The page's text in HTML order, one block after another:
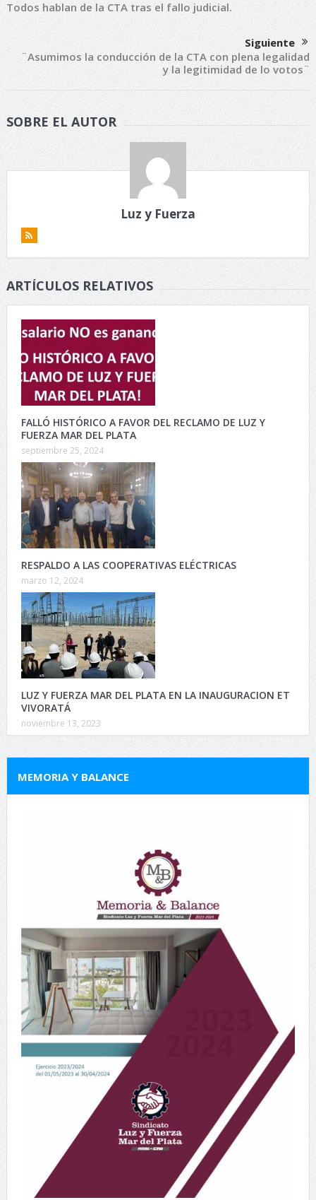
Todos hablan de la CTA tras el fallo judicial.
Siguiente
¨Asumimos la conducción de la CTA con plena legalidad
y la legitimidad de lo votos¨
SOBRE EL AUTOR
Luz y Fuerza
ARTÍCULOS RELATIVOS
FALLÓ HISTÓRICO A FAVOR DEL RECLAMO DE LUZ Y
FUERZA MAR DEL PLATA
septiembre 25, 2024
RESPALDO A LAS COOPERATIVAS ELÉCTRICAS
marzo 12, 2024
LUZ Y FUERZA MAR DEL PLATA EN LA INAUGURACION ET
VIVORATÁ
noviembre 13, 2023
MEMORIA Y BALANCE